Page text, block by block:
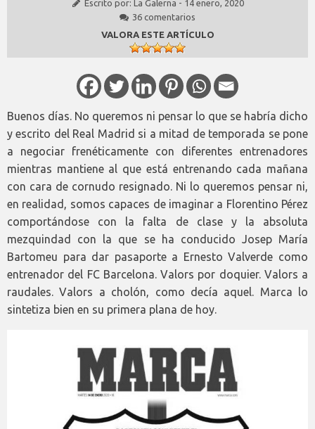
Escrito por: La Galerna - 14 enero, 2020
36 comentarios
VALORA ESTE ARTÍCULO
Buenos días. No queremos ni pensar lo que se habría dicho
y escrito del Real Madrid si a mitad de temporada se pone
a negociar frenéticamente con diferentes entrenadores
mientras mantiene al que está entrenando cada mañana
con cara de cornudo resignado. Ni lo queremos pensar ni,
en realidad, somos capaces de imaginar a Florentino Pérez
comportándose con la falta de clase y la absoluta
mezquindad con la que se ha conducido Josep María
Bartomeu para dar pasaporte a Ernesto Valverde como
entrenador del FC Barcelona. Valors por doquier. Valors a
raudales. Valors a cholón, como decía aquel. Marca lo
sintetiza bien en su primera plana de hoy.